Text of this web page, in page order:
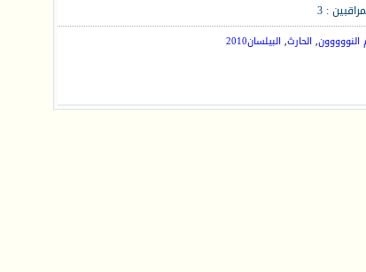
: 3
النووووون, الحارث, البيلسان2010